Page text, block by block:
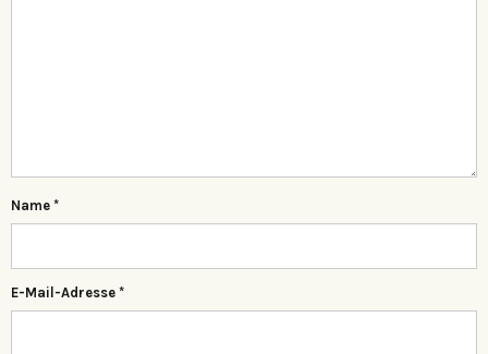
Name *
E-Mail-Adresse *